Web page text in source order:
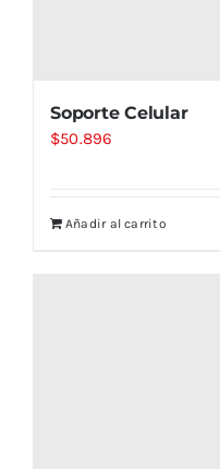
Soporte Celular
$50.896
Añadir al carrito